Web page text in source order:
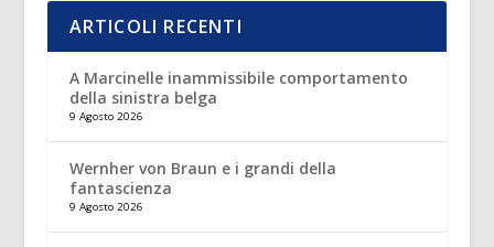
ARTICOLI RECENTI
A Marcinelle inammissibile comportamento
della sinistra belga
9 Agosto 2026
Wernher von Braun e i grandi della
fantascienza
9 Agosto 2026